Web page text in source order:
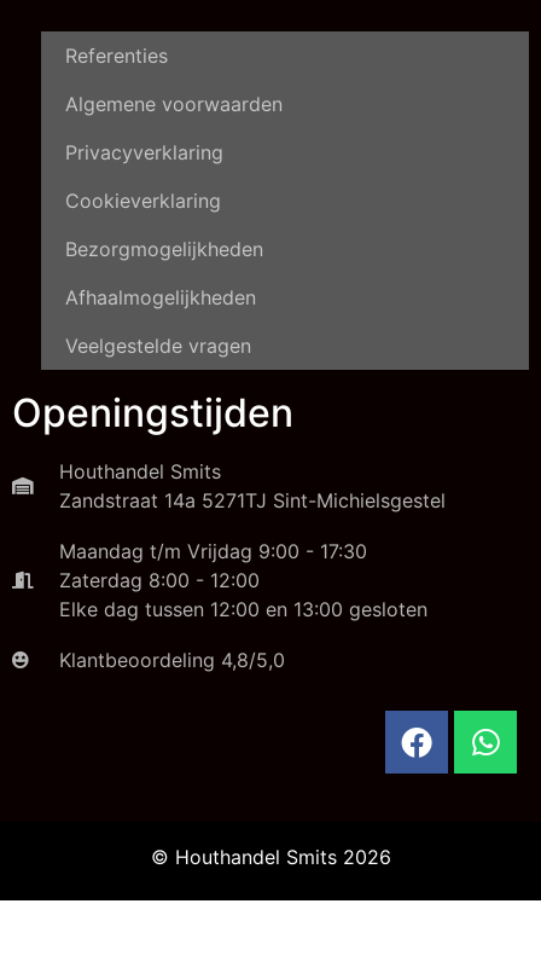
Referenties
Algemene voorwaarden
Privacyverklaring
Cookieverklaring
Bezorgmogelijkheden
Afhaalmogelijkheden
Veelgestelde vragen
Openingstijden
Houthandel Smits
Zandstraat 14a 5271TJ Sint-Michielsgestel
Maandag t/m Vrijdag 9:00 - 17:30
Zaterdag 8:00 - 12:00
Elke dag tussen 12:00 en 13:00 gesloten
Klantbeoordeling 4,8/5,0
© Houthandel Smits 2026